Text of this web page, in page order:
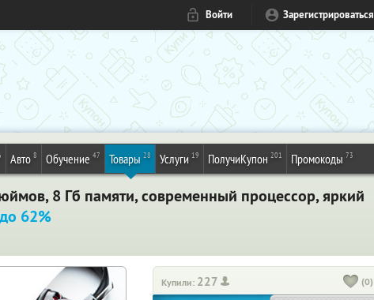
Войти Зарегистрироваться
Авто 8 Обучение 47 Товары 28 Услуги 19 ПолучиКупон 201 Промокоды 73
8 Гб памяти, современный процессор, яркий
62%
Купили: 227 (0)